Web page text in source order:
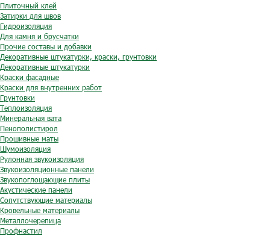
Плиточный клей
Затирки для швов
Гидроизоляция
Для камня и брусчатки
Прочие составы и добавки
Декоративные штукатурки, краски, грунтовки
Декоративные штукатурки
Краски фасадные
Краски для внутренних работ
Грунтовки
Теплоизоляция
Минеральная вата
Пенополистирол
Прошивные маты
Шумоизоляция
Рулонная звукоизоляция
Звукоизоляционные панели
Звукопоглощающие плиты
Акустические панели
Сопутствующие материалы
Кровельные материалы
Металлочерепица
Профнастил